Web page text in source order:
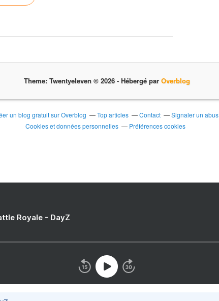
Theme: Twentyeleven © 2026 - Hébergé par Overblog
un blog gratuit sur Overblog Top articles Contact Signaler un abus
Cookies et données personnelles
Préférences cookies
Royale - DayZ